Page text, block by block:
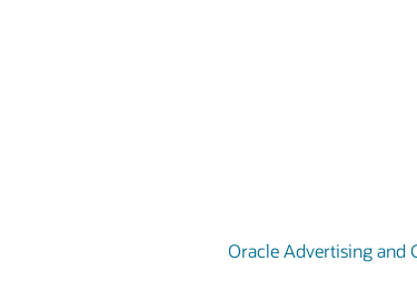
Oracle Advertising and